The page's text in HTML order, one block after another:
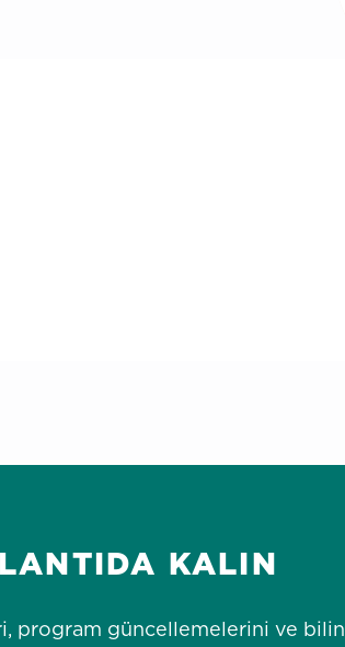
KALIN
program güncellemelerini ve